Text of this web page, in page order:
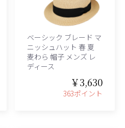
ベーシック ブレード マ
ニッシュハット 春 夏
麦わら 帽子 メンズ レ
ディース
￥3,630
363ポイント